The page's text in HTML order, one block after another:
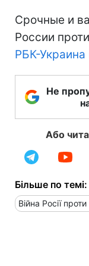
Срочные и
России
РБК-Украина
Не
Або
Більше по темі:
Війна Росії